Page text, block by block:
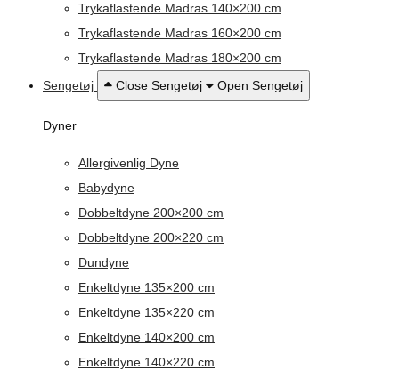
Trykaflastende Madras 140×200 cm
Trykaflastende Madras 160×200 cm
Trykaflastende Madras 180×200 cm
Sengetøj
Close Sengetøj Open Sengetøj
Dyner
Allergivenlig Dyne
Babydyne
Dobbeltdyne 200×200 cm
Dobbeltdyne 200×220 cm
Dundyne
Enkeltdyne 135×200 cm
Enkeltdyne 135×220 cm
Enkeltdyne 140×200 cm
Enkeltdyne 140×220 cm